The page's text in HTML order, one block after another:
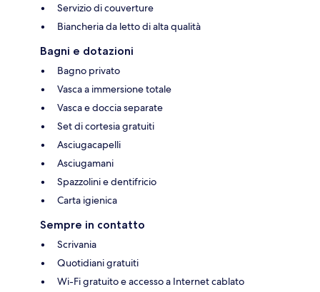
Servizio di couverture
Biancheria da letto di alta qualità
Bagni e dotazioni
Bagno privato
Vasca a immersione totale
Vasca e doccia separate
Set di cortesia gratuiti
Asciugacapelli
Asciugamani
Spazzolini e dentifricio
Carta igienica
Sempre in contatto
Scrivania
Quotidiani gratuiti
Wi-Fi gratuito e accesso a Internet cablato